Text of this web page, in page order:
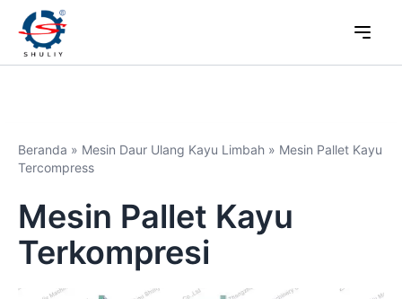
Beranda » Mesin Daur Ulang Kayu Limbah » Mesin Pallet Kayu
Tercompress
Mesin Pallet Kayu
Terkompresi